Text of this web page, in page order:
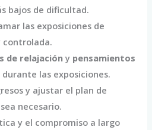
bajos de dificultad.
las exposiciones de
controlada.
de relajación y pensamientos
las exposiciones.
y ajustar el plan de
necesario.
y el compromiso a largo